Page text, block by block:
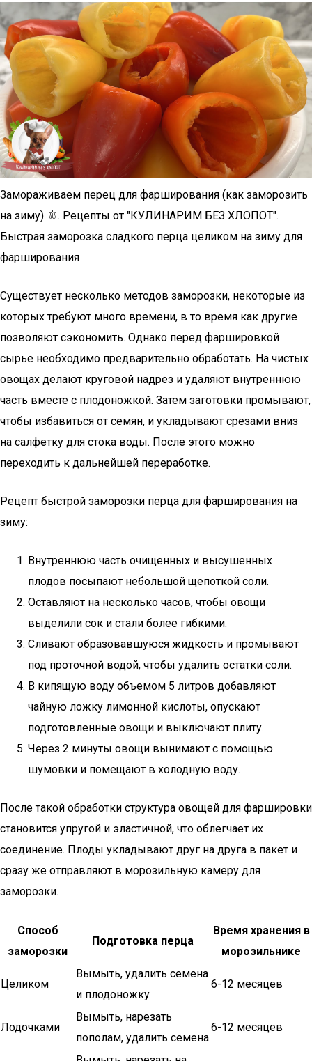
Замораживаем перец для фарширования (как заморозить
на зиму) 🫑. Рецепты от "КУЛИНАРИМ БЕЗ ХЛОПОТ".
Быстрая заморозка сладкого перца целиком на зиму для
фарширования
Существует несколько методов заморозки, некоторые из
которых требуют много времени, в то время как другие
позволяют сэкономить. Однако перед фаршировкой
сырье необходимо предварительно обработать. На чистых
овощах делают круговой надрез и удаляют внутреннюю
часть вместе с плодоножкой. Затем заготовки промывают,
чтобы избавиться от семян, и укладывают срезами вниз
на салфетку для стока воды. После этого можно
переходить к дальнейшей переработке.
Рецепт быстрой заморозки перца для фарширования на
зиму:
Внутреннюю часть очищенных и высушенных
плодов посыпают небольшой щепоткой соли.
Оставляют на несколько часов, чтобы овощи
выделили сок и стали более гибкими.
Сливают образовавшуюся жидкость и промывают
под проточной водой, чтобы удалить остатки соли.
В кипящую воду объемом 5 литров добавляют
чайную ложку лимонной кислоты, опускают
подготовленные овощи и выключают плиту.
Через 2 минуты овощи вынимают с помощью
шумовки и помещают в холодную воду.
После такой обработки структура овощей для фаршировки
становится упругой и эластичной, что облегчает их
соединение. Плоды укладывают друг на друга в пакет и
сразу же отправляют в морозильную камеру для
заморозки.
Способ
заморозки
Подготовка перца
Время хранения в
морозильнике
Целиком
Вымыть, удалить семена
и плодоножку
6-12 месяцев
Лодочками
Вымыть, нарезать
пополам, удалить семена
6-12 месяцев